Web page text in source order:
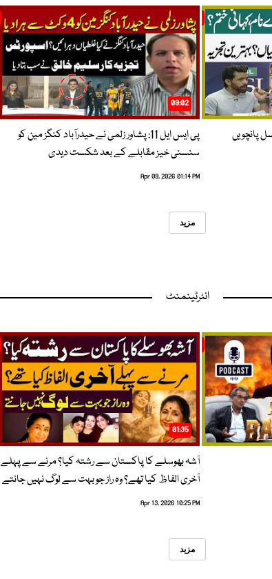
پانچویں
09:02
پی ایس ایل 11: پشاور زلمی نے حیدرآباد کنگز مین کو
سنسنی خیز مقابلے کے بعد شکست دیدی
Apr 09, 2026 01:14 PM
مزید
انٹرٹینمنٹ
01:35
آشہ بھوسلے کا پاکستان سے رشتہ کیا؟ مرنے سے پہلے
آخری الفاظ کیا تھے؟ وہ راز جو بہت سے لوگ نہیں جانتے
Apr 13, 2026 10:25 PM
مزید